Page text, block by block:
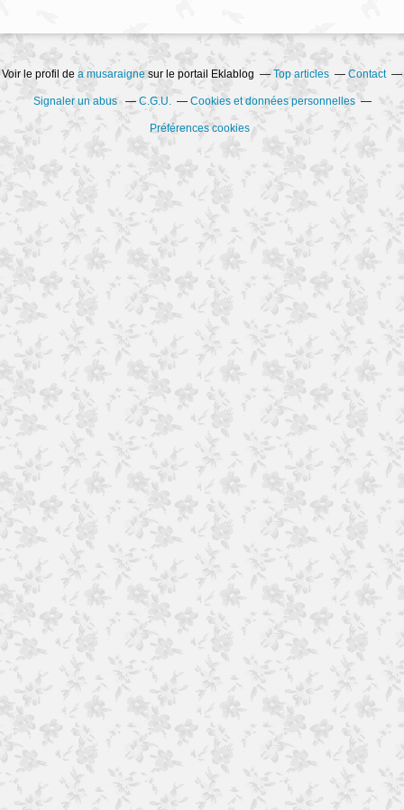
Voir le profil de a musaraigne sur le portail Eklablog Top articles Contact
Signaler un abus C.G.U. Cookies et données personnelles
Préférences cookies